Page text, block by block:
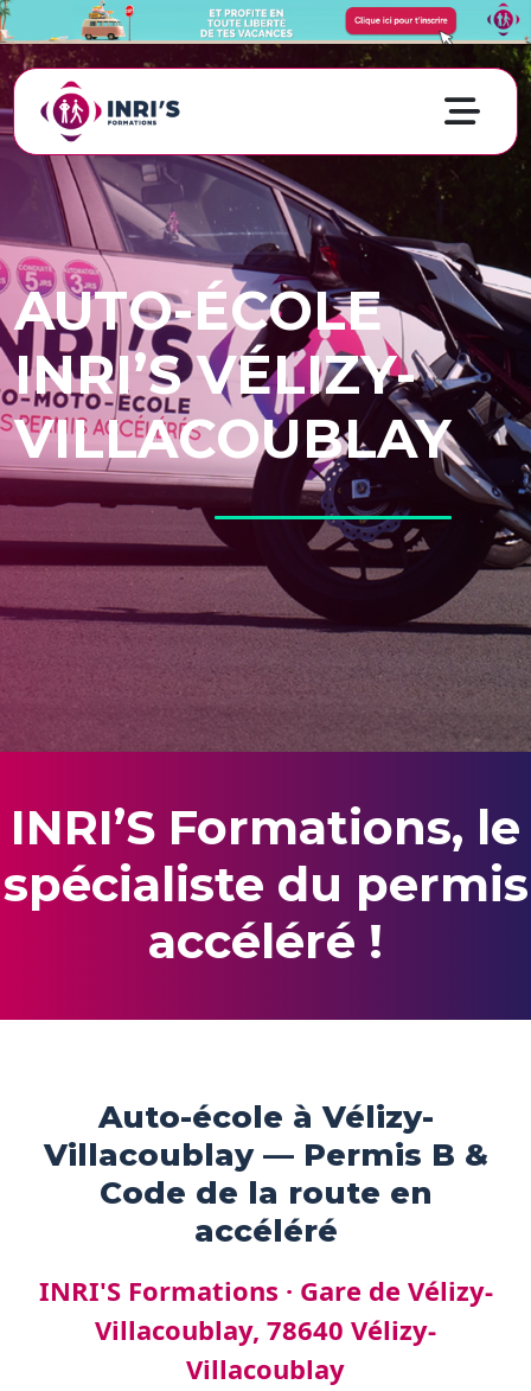
AUTO-ÉCOLE
INRI’S VÉLIZY-
VILLACOUBLAY
INRI’S Formations, le
spécialiste du permis
accéléré !
Auto-école à Vélizy-
Villacoublay — Permis B &
Code de la route en
accéléré
INRI'S Formations · Gare de Vélizy-
Villacoublay, 78640 Vélizy-
Villacoublay